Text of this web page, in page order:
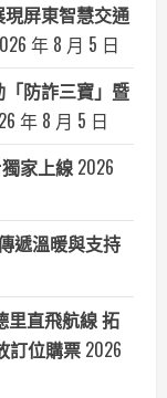
現屏東智慧交通
年 8 月 5 日
防詐三寶」暨
年 8 月 5 日
家上線 2026
遞溫暖與支持
里直飛航線 拓
訂位購票 2026